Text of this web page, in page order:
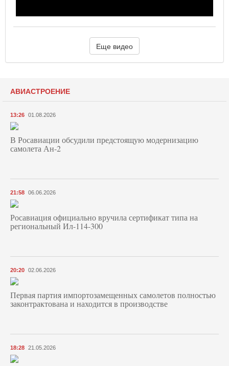
Еще видео
АВИАСТРОЕНИЕ
13:26 01.08.2026
В Росавиации обсудили предстоящую модернизацию
самолета Ан-2
21:58 06.06.2026
Росавиация официально вручила сертификат типа на
региональный Ил-114-300
20:20 02.06.2026
Первая партия импортозамещенных самолетов полностью
законтрактована и находится в производстве
18:28 21.05.2026